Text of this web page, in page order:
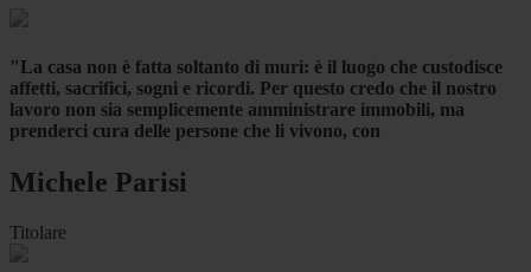
"La casa non è fatta soltanto di muri: è il luogo che custodisce
affetti, sacrifici, sogni e ricordi. Per questo credo che il nostro
lavoro non sia semplicemente amministrare immobili, ma
prenderci cura delle persone che li vivono, con
Michele Parisi
Titolare